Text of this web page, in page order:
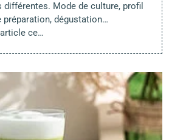
différentes. Mode de culture, profil
dégustation…
ce…